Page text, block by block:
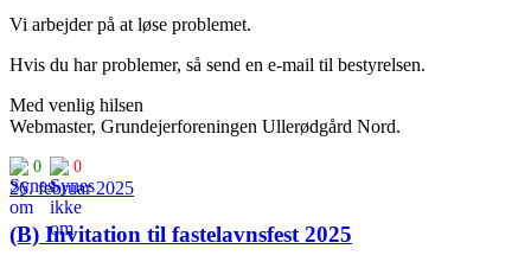
Vi arbejder på at løse problemet.
Hvis du har problemer, så send en e-mail til bestyrelsen.
Med venlig hilsen
Webmaster, Grundejerforeningen Ullerødgård Nord.
0 0
26. februar 2025
(B) Invitation til fastelavnsfest 2025